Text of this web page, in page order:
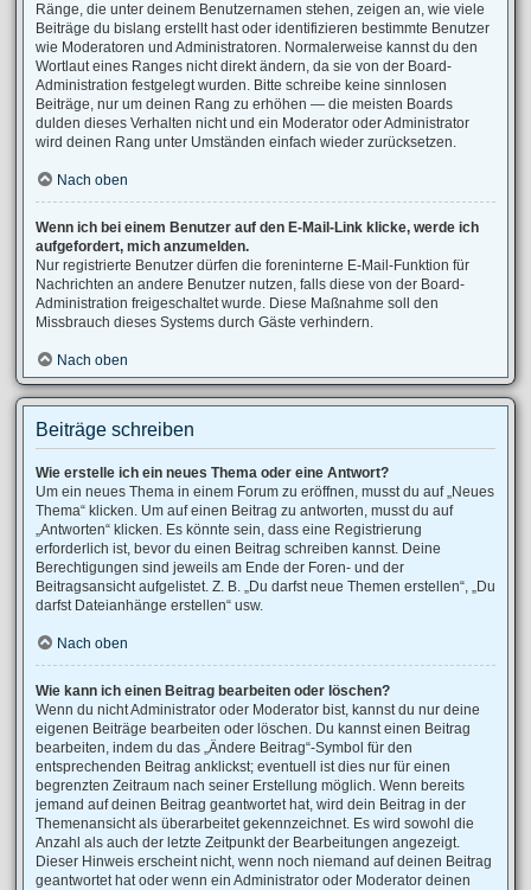
Ränge, die unter deinem Benutzernamen stehen, zeigen an, wie viele
Beiträge du bislang erstellt hast oder identifizieren bestimmte Benutzer
wie Moderatoren und Administratoren. Normalerweise kannst du den
Wortlaut eines Ranges nicht direkt ändern, da sie von der Board-
Administration festgelegt wurden. Bitte schreibe keine sinnlosen
Beiträge, nur um deinen Rang zu erhöhen — die meisten Boards
dulden dieses Verhalten nicht und ein Moderator oder Administrator
wird deinen Rang unter Umständen einfach wieder zurücksetzen.
Nach oben
Wenn ich bei einem Benutzer auf den E-Mail-Link klicke, werde ich
aufgefordert, mich anzumelden.
Nur registrierte Benutzer dürfen die foreninterne E-Mail-Funktion für
Nachrichten an andere Benutzer nutzen, falls diese von der Board-
Administration freigeschaltet wurde. Diese Maßnahme soll den
Missbrauch dieses Systems durch Gäste verhindern.
Nach oben
Beiträge schreiben
Wie erstelle ich ein neues Thema oder eine Antwort?
Um ein neues Thema in einem Forum zu eröffnen, musst du auf „Neues
Thema“ klicken. Um auf einen Beitrag zu antworten, musst du auf
„Antworten“ klicken. Es könnte sein, dass eine Registrierung
erforderlich ist, bevor du einen Beitrag schreiben kannst. Deine
Berechtigungen sind jeweils am Ende der Foren- und der
Beitragsansicht aufgelistet. Z. B. „Du darfst neue Themen erstellen“, „Du
darfst Dateianhänge erstellen“ usw.
Nach oben
Wie kann ich einen Beitrag bearbeiten oder löschen?
Wenn du nicht Administrator oder Moderator bist, kannst du nur deine
eigenen Beiträge bearbeiten oder löschen. Du kannst einen Beitrag
bearbeiten, indem du das „Ändere Beitrag“-Symbol für den
entsprechenden Beitrag anklickst; eventuell ist dies nur für einen
begrenzten Zeitraum nach seiner Erstellung möglich. Wenn bereits
jemand auf deinen Beitrag geantwortet hat, wird dein Beitrag in der
Themenansicht als überarbeitet gekennzeichnet. Es wird sowohl die
Anzahl als auch der letzte Zeitpunkt der Bearbeitungen angezeigt.
Dieser Hinweis erscheint nicht, wenn noch niemand auf deinen Beitrag
geantwortet hat oder wenn ein Administrator oder Moderator deinen